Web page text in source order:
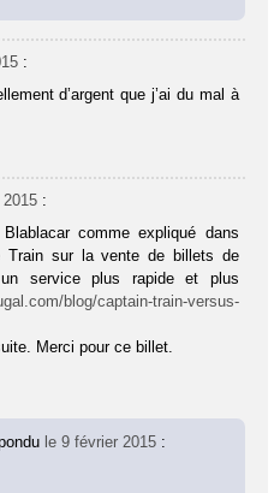
:
d’argent que j’ai du mal à
2015 :
comme expliqué dans
Train sur la vente de billets de
service plus rapide et plus
blog/captain-train-versus-
Merci pour ce billet.
le 9 février 2015 :